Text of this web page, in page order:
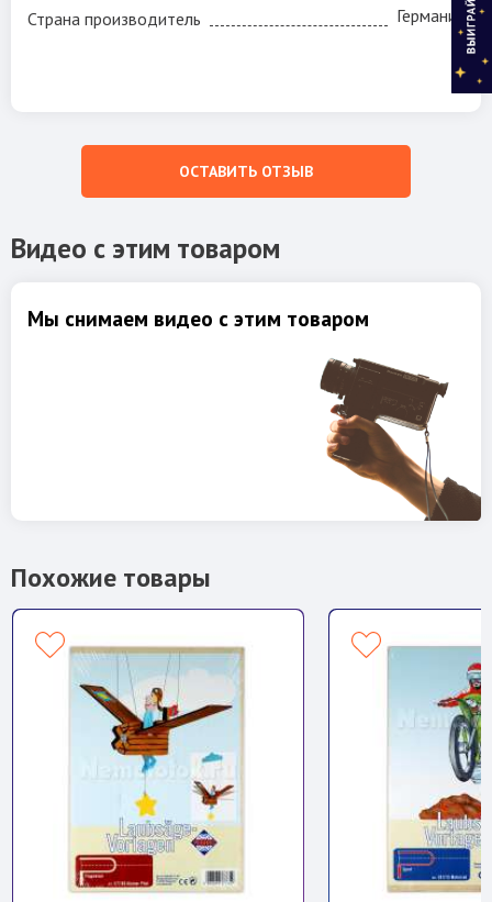
Страна производитель Германия
ОСТАВИТЬ ОТЗЫВ
Видео с этим товаром
Мы снимаем видео с этим товаром
Похожие товары